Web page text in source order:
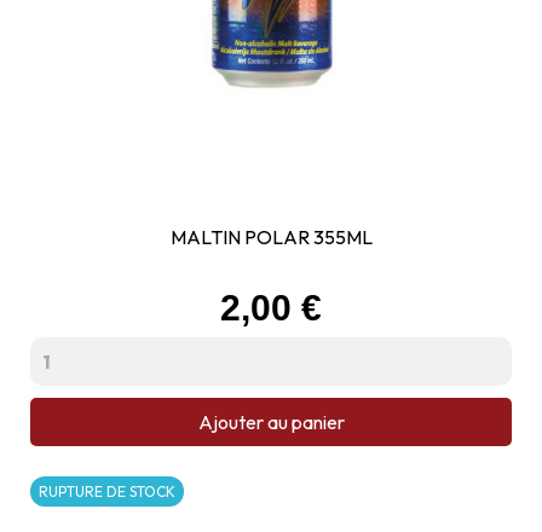
MALTIN POLAR 355ML
Prix
2,00 €
Ajouter au panier
RUPTURE DE STOCK